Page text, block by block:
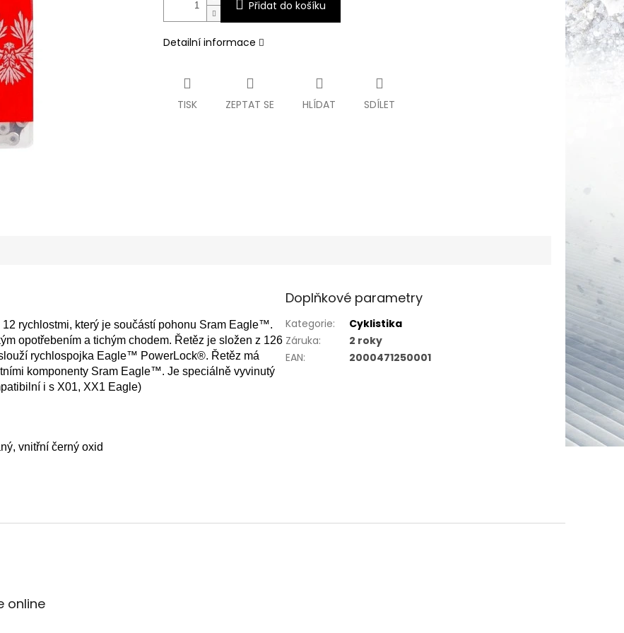
Přidat do košíku
Detailní informace
TISK ZEPTAT SE HLÍDAT SDÍLET
rychlostmi, který je součástí pohonu Sram Eagle™.
opotřebením a tichým chodem. Řetěz je složen z 126
rychlospojka Eagle™ PowerLock®. Řetěz má
komponenty Sram Eagle™. Je speciálně vyvinutý
i s X01, XX1 Eagle)
vnitřní černý oxid
Doplňkové parametry
Kategorie:
Cyklistika
Záruka:
2 roky
EAN: 2000471250001
online